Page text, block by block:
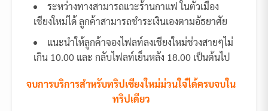
ระหว่างทางสามารถแวะร้านกาแฟ ในตัวเมือง
เชียงใหม่ได้ ลูกค้าสามารถชำระเงินเองตามอัธยาศัย
แนะนำให้ลูกค้าจองไฟลท์ลงเชียงใหม่ช่วงสายๆไม่
เกิน 10.00 และ กลับไฟลท์เย็นหลัง 18.00 เป็นต้นไป
จบการบริการสำหรับทริปเชียงใหม่ม่วนใจ๋ได้ครบจบใน
ทริปเดียว